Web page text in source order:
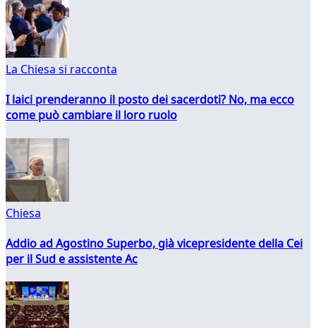
La Chiesa si racconta
I laici prenderanno il posto dei sacerdoti? No, ma ecco
come può cambiare il loro ruolo
Chiesa
Addio ad Agostino Superbo, già vicepresidente della Cei
per il Sud e assistente Ac